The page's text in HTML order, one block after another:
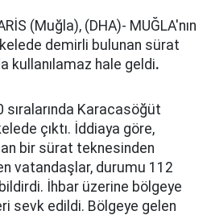
(Muğla), (DHA)- MUĞLA'nın
demirli bulunan sürat
kullanılamaz hale geldi.
sıralarında Karacasöğüt
çıktı. İddiaya göre,
bir sürat teknesinden
vatandaşlar, durumu 112
İhbar üzerine bölgeye
sevk edildi. Bölgeye gelen